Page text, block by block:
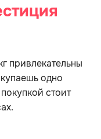
привлекательны
одно
стоит